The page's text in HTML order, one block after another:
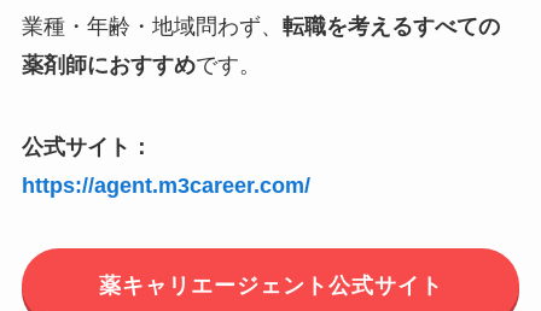
業種・年齢・地域問わず、 転職を考えるすべての
薬剤師におすすめです。
公式サイト：
https://agent.m3career.com/
薬キャリエージェント公式サイト